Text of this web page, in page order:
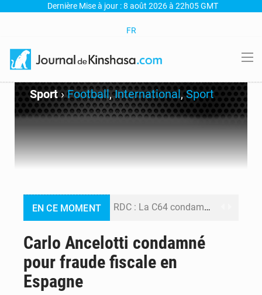
Dernière Mise à jour : 8 août 2026 à 22h05 GMT
FR
Sport›Football,International,Sport
EN CE MOMENT RDC : La C64 condamne les attaques contre l’opposition et maintient la date butoir du 15 août pour la suite des manifestations
Carlo Ancelotti condamné
pour fraude fiscale en
Espagne